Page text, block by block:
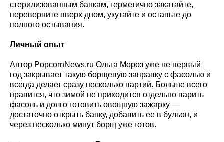
стерилизованным банкам, герметично закатайте,
переверните вверх дном, укутайте и оставьте до
полного остывания.
Личный опыт
Автор PopcornNews.ru Ольга Мороз уже не первый
год закрывает такую борщевую заправку с фасолью и
всегда делает сразу несколько партий. Больше всего
нравится, что зимой не приходится отдельно варить
фасоль и долго готовить овощную зажарку —
достаточно открыть банку, добавить ее в бульон, и
через несколько минут борщ уже готов.